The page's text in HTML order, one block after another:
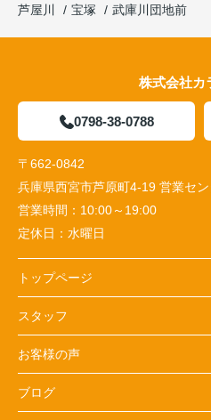
芦屋川
宝塚 武庫川団地前
株式会社カ
0798-38-0788
〒662-0842
兵庫県西宮市芦原町4-19 営業セン
営業時間： 10:00～19:00
定休日： 水曜日
トップページ
スタッフ
お客様の声
ブログ